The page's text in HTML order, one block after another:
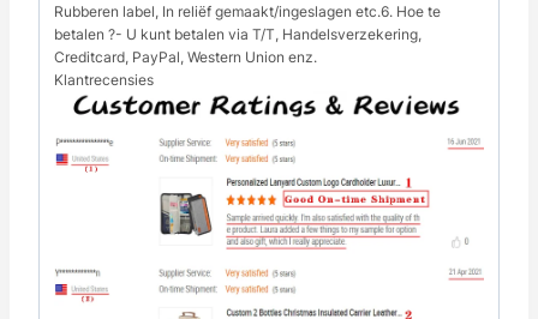
Rubberen label, In reliëf gemaakt/ingeslagen etc.6. Hoe te
betalen ?- U kunt betalen via T/T, Handelsverzekering,
Creditcard, PayPal, Western Union enz.
Klantrecensies